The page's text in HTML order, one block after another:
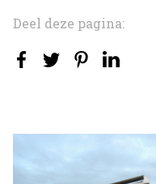
Deel deze pagina: